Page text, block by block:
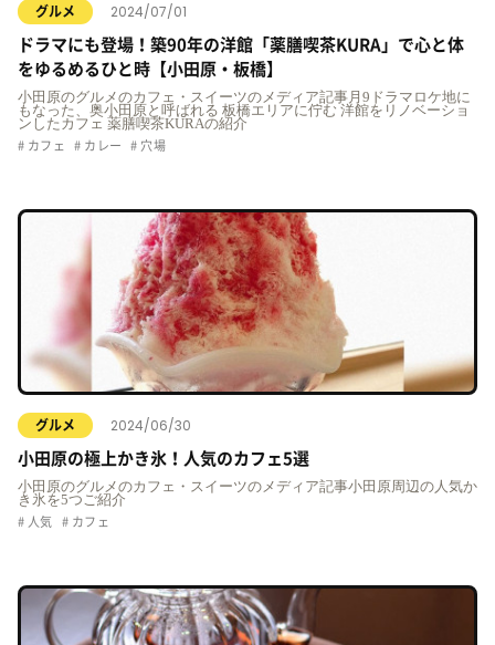
グルメ 2024/07/01
ドラマにも登場！築90年の洋館「薬膳喫茶KURA」で心と体
をゆるめるひと時【小田原・板橋】
小田原のグルメのカフェ・スイーツのメディア記事月9ドラマロケ地に
もなった、奥小田原と呼ばれる 板橋エリアに佇む 洋館をリノベーショ
ンしたカフェ 薬膳喫茶KURAの紹介
カフェ カレー 穴場
グルメ 2024/06/30
小田原の極上かき氷！人気のカフェ5選
小田原のグルメのカフェ・スイーツのメディア記事小田原周辺の人気か
き氷を5つご紹介
人気 カフェ